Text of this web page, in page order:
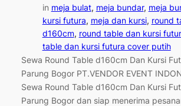
in meja bulat, meja bundar, meja
kursi futura, meja dan kursi, round
d160cm, round table dan kursi
table dan kursi futura cover putih
Sewa Round Table d160cm Dan Kursi
Parung Bogor PT.VENDOR EVENT
Sewa Round Table d160cm Dan Kursi
Parung Bogor dan siap menerima